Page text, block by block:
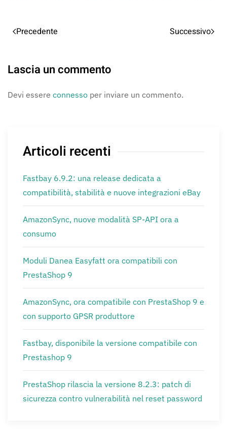
Precedente Successivo
Lascia un commento
Devi essere connesso per inviare un commento.
Articoli recenti
Fastbay 6.9.2: una release dedicata a
compatibilità, stabilità e nuove integrazioni eBay
AmazonSync, nuove modalità SP-API ora a
consumo
Moduli Danea Easyfatt ora compatibili con
PrestaShop 9
AmazonSync, ora compatibile con PrestaShop 9 e
con supporto GPSR produttore
Fastbay, disponibile la versione compatibile con
Prestashop 9
PrestaShop rilascia la versione 8.2.3: patch di
sicurezza contro vulnerabilità nel reset password